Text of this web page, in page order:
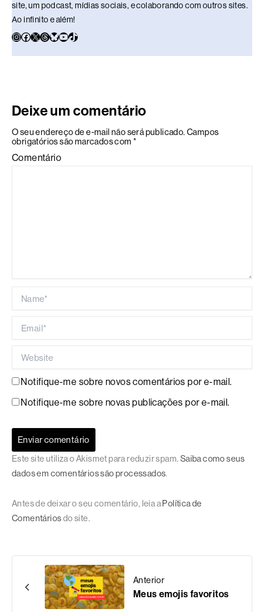
site, um podcast, mídias sociais, e colaborando com outros sites.
Ao infinito e além!
Deixe um comentário
O seu endereço de e-mail não será publicado. Campos
obrigatórios são marcados com *
Comentário
Notifique-me sobre novos comentários por e-mail.
Notifique-me sobre novas publicações por e-mail.
Este site utiliza o Akismet para reduzir spam. Saiba como seus
dados em comentários são processados.
Antes de deixar o seu comentário, leia a Política de
Comentáriosdo site.
Anterior
Meus emojis favoritos